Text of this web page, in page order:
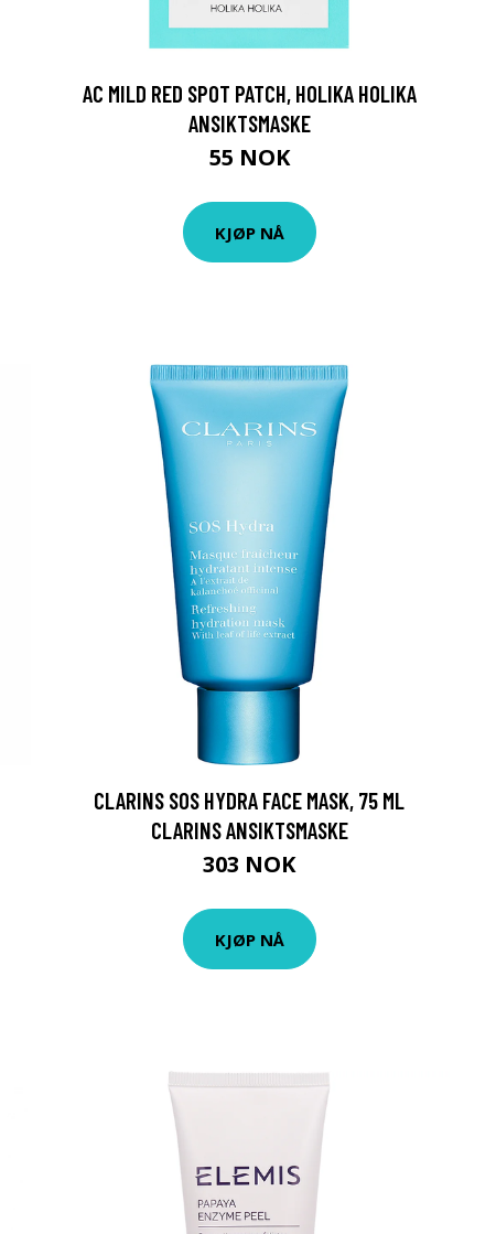
AC MILD RED SPOT PATCH, HOLIKA HOLIKA
ANSIKTSMASKE
55 NOK
KJØP NÅ
CLARINS SOS HYDRA FACE MASK, 75 ML
CLARINS ANSIKTSMASKE
303 NOK
KJØP NÅ